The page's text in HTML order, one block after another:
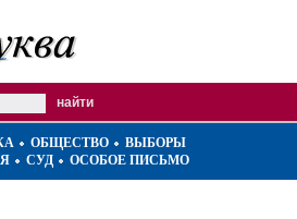
ОБЩЕСТВО
ВЫБОРЫ
СУД ОСОБОЕ ПИСЬМО